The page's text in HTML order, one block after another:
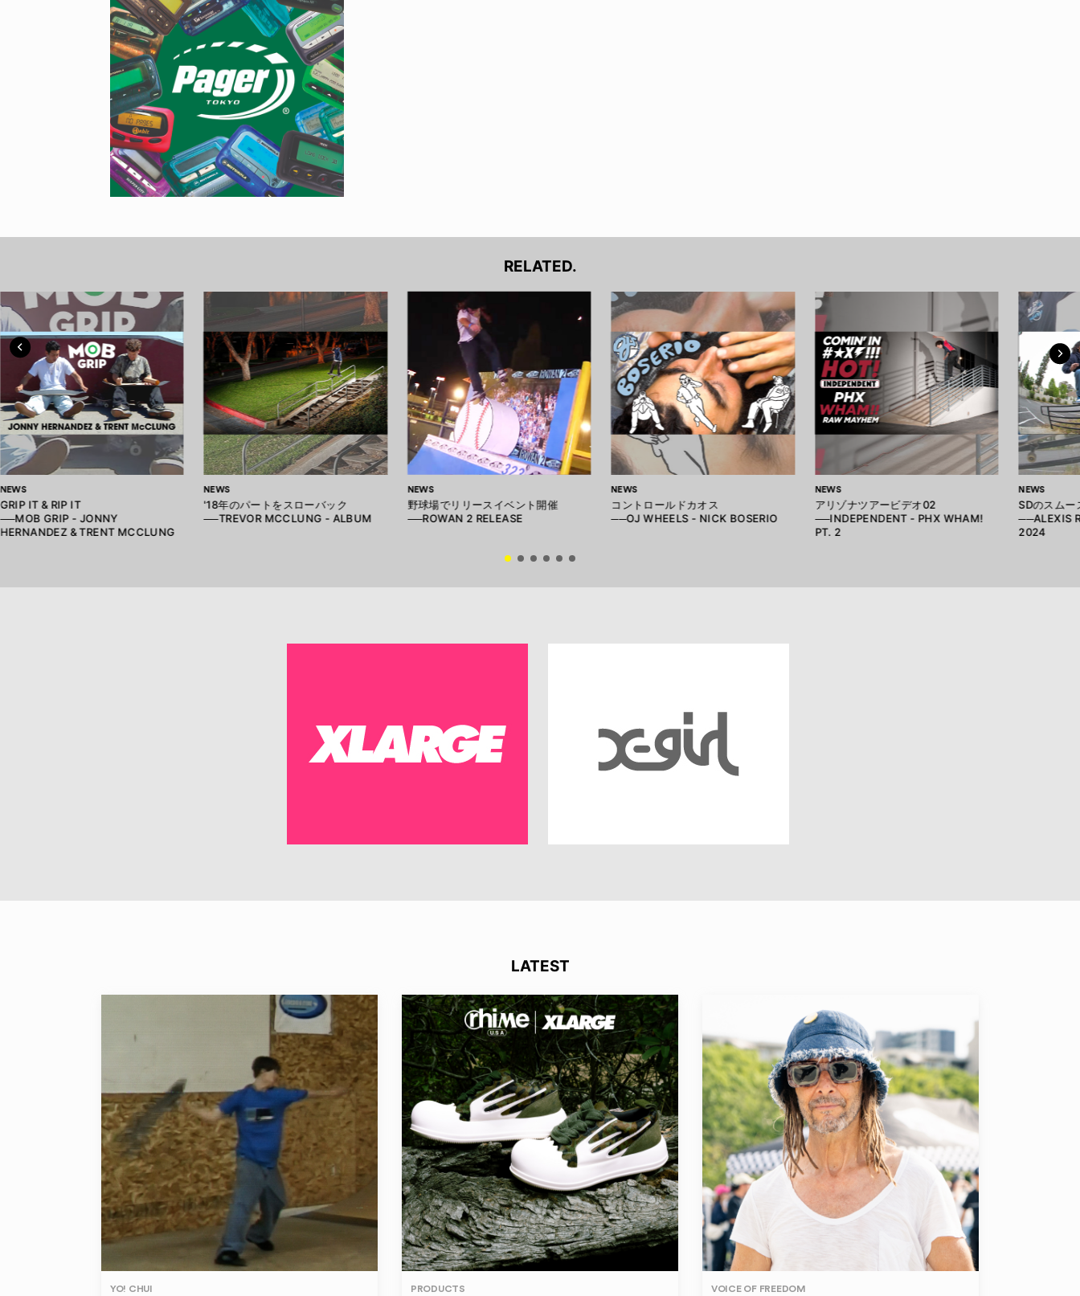
RELATED.
NEWS
GRIP IT & RIP IT
──MOB GRIP - JONNY
HERNANDEZ & TRENT MCCLUNG
NEWS
'18年のパートをスローバック
──TREVOR MCCLUNG - ALBUM
NEWS
野球場でリリースイベント開催
──ROWAN 2 RELEASE
NEWS
コントロールドカオス
──OJ WHEELS - NICK BOSERIO
NEWS
アリゾナツアービデオ02
──INDEPENDENT - PHX WHAM!
PT. 2
NEWS
SDのスムー
──ALEXIS
2024
LATEST
YO! CHUI PRODUCTS VOICE OF FREEDOM